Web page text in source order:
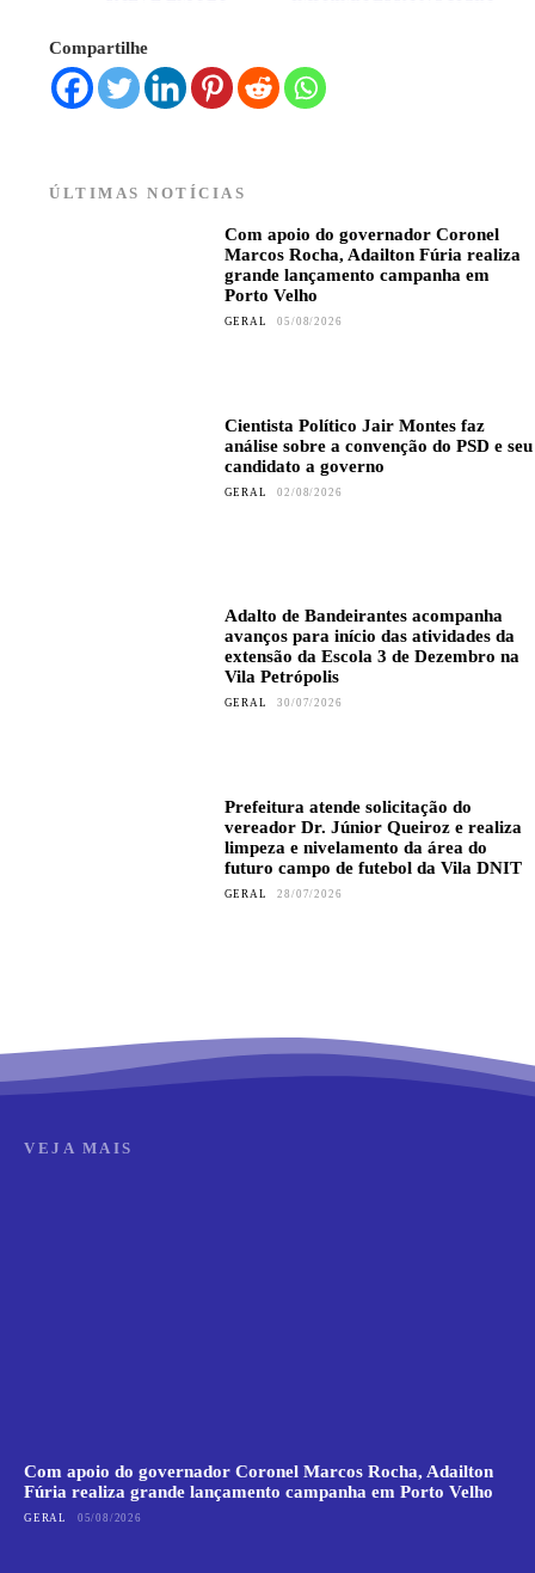
Compartilhe
ÚLTIMAS NOTÍCIAS
Com apoio do governador Coronel
Marcos Rocha, Adailton Fúria realiza
grande lançamento campanha em
Porto Velho
GERAL 05/08/2026
Cientista Político Jair Montes faz
análise sobre a convenção do PSD e seu
candidato a governo
GERAL 02/08/2026
Adalto de Bandeirantes acompanha
avanços para início das atividades da
extensão da Escola 3 de Dezembro na
Vila Petrópolis
GERAL 30/07/2026
Prefeitura atende solicitação do
vereador Dr. Júnior Queiroz e realiza
limpeza e nivelamento da área do
futuro campo de futebol da Vila DNIT
GERAL 28/07/2026
VEJA MAIS
Com apoio do governador Coronel Marcos Rocha, Adailton
Fúria realiza grande lançamento campanha em Porto Velho
GERAL 05/08/2026